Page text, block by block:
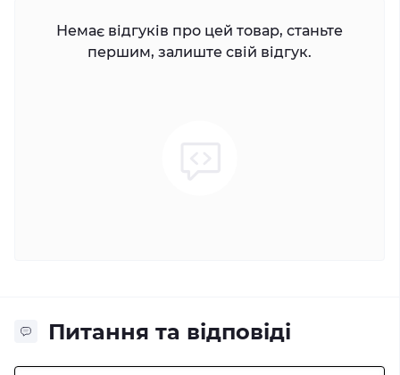
Немає відгуків про цей товар, станьте
першим, залиште свій відгук.
Питання та відповіді